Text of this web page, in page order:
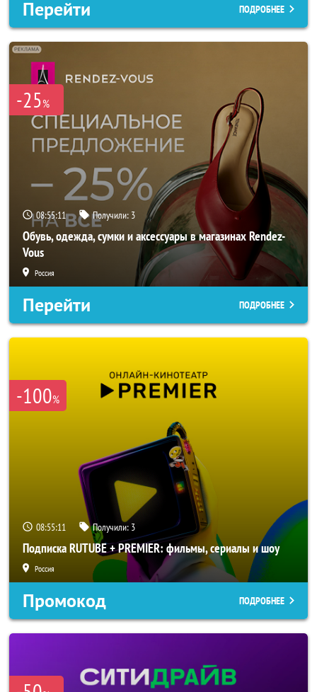
Перейти ПОДРОБНЕЕ
-25%
08:55:09 Получили: 3
Обувь, одежда, сумки и аксессуары в магазинах Rendez-
Vous
Россия
Перейти ПОДРОБНЕЕ
-100%
08:55:09 Получили: 3
Подписка RUTUBE + PREMIER: фильмы, сериалы и шоу
Россия
Промокод ПОДРОБНЕЕ